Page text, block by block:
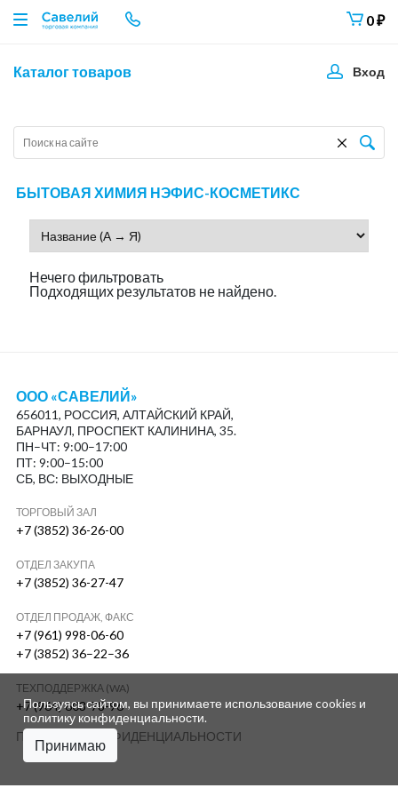
0₽
Каталог товаров Вход
БЫТОВАЯ ХИМИЯ НЭФИС-КОСМЕТИКС
Нечего фильтровать
Подходящих результатов не найдено.
ООО «САВЕЛИЙ»
656011, РОССИЯ, АЛТАЙСКИЙ КРАЙ,
БАРНАУЛ, ПРОСПЕКТ КАЛИНИНА, 35.
ПН–ЧТ: 9:00–17:00
ПТ: 9:00–15:00
СБ, ВС: ВЫХОДНЫЕ
ТОРГОВЫЙ ЗАЛ
+7 (3852) 36-26-00
ОТДЕЛ ЗАКУПА
+7 (3852) 36-27-47
ОТДЕЛ ПРОДАЖ, ФАКС
+7 (961) 998-06-60
+7 (3852) 36–22–36
ТЕХПОДДЕРЖКА (WA)
+7 (964) 603-78-96
ПОЛИТИКА КОНФИДЕНЦИАЛЬНОСТИ
Пользуясь сайтом, вы принимаете использование cookies и
политику конфиденциальности.
Принимаю